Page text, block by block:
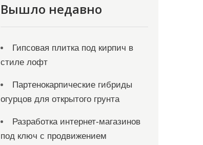
Вышло недавно
Гипсовая плитка под кирпич в
стиле лофт
Партенокарпические гибриды
огурцов для открытого грунта
Разработка интернет-магазинов
под ключ с продвижением